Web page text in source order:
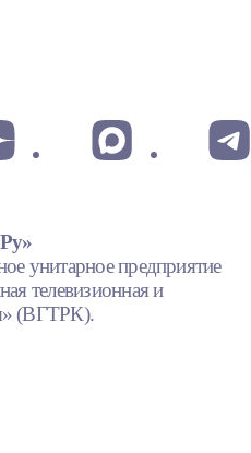
унитарное предприятие
телевизионная и
(ВГТРК).